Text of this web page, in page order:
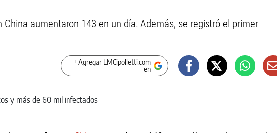
China aumentaron 143 en un día. Además, se registró el primer
+ Agregar LMCipolletti.com
en